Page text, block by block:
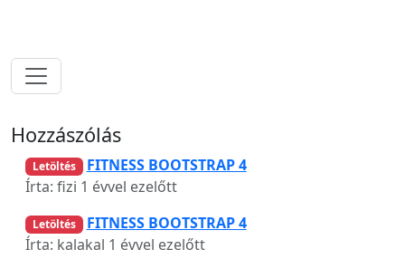
Hozzászólás
Letöltés
FITNESS BOOTSTRAP 4
Írta: fizi 1 évvel ezelőtt
Letöltés
FITNESS BOOTSTRAP 4
Írta: kalakal 1 évvel ezelőtt